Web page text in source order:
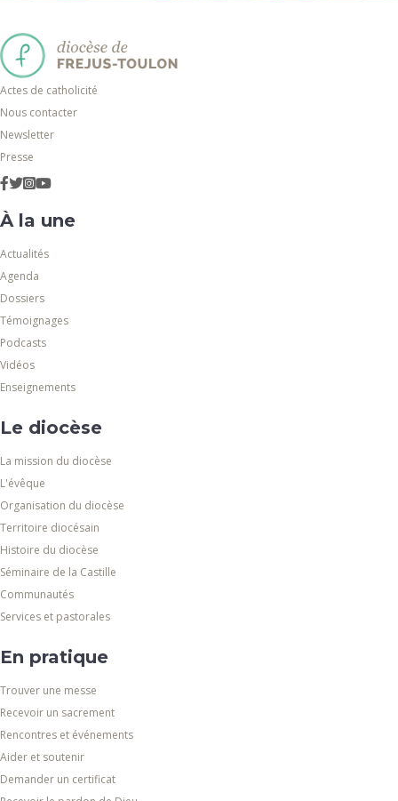
Actes de catholicité
Nous contacter
Newsletter
Presse
À la une
Actualités
Agenda
Dossiers
Témoignages
Podcasts
Vidéos
Enseignements
Le diocèse
La mission du diocèse
L'évêque
Organisation du diocèse
Territoire diocésain
Histoire du diocèse
Séminaire de la Castille
Communautés
Services et pastorales
En pratique
Trouver une messe
Recevoir un sacrement
Rencontres et événements
Aider et soutenir
Demander un certificat